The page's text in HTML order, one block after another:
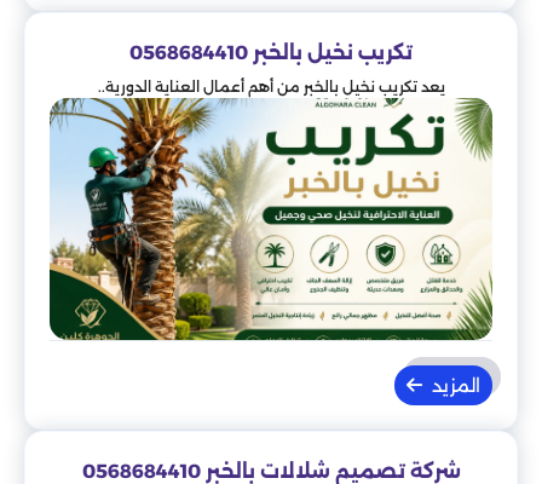
تكريب نخيل بالخبر 0568684410
يعد تكريب نخيل بالخبر من أهم أعمال العناية الدورية..
المزيد
شركة تصميم شلالات بالخبر 0568684410